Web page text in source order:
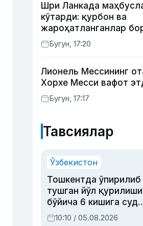
Шри Ланкада
кўтарди: қурбон ва
жароҳатланганлар
Бугун, 17:20
Лионель Мессининг
Хорхе Месси вафот
Бугун, 17:17
Тавсиялар
Ўзбекистон
Тошкентда ўпирилиб
тушган йўл қурилиши
бўйича 6 кишига суд
ҳукми ўқилди
10:10 / 05.08.2026